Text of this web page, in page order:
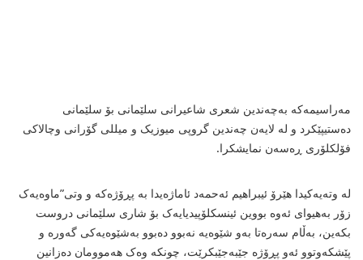
مه‌راسیمه‌که‌ به‌چه‌ندین شعری شاعیرانی سلێمانی بۆ سلێمانی
ده‌ستیپێکرد و له‌ لایه‌ن چه‌ندین گروپی میوزیک و میللی گۆرانی وچالاکی
فۆلکلۆری ڕه‌سه‌ن نمایشکرا.
له‌ وته‌یه‌کیدا هێرۆ ئیبراهیم ئه‌حمه‌د ئاماژه‌یدا به‌ پڕۆژه‌که‌ و وتی”ماوه‌یه‌ک
زۆر به‌هیوای ئه‌وه‌ بووین ئینسکلۆپیدیایه‌ک بۆ شاری سلێمانی دروست
بکه‌ین، به‌ڵام سه‌ره‌تا به‌و شێوه‌یه‌ نه‌بوو ده‌بوو به‌شێوه‌یه‌کی گه‌وره‌ و
پێشکه‌وتوو ئه‌و پڕۆژه‌ جێبه‌جێبکرێت، چونکه‌ وه‌ک هه‌موومان ده‌زانین